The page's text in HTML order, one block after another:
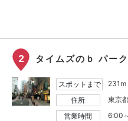
2 タイムズのｂ パー
スポットまで
231m
住所
東京
営業時間
6:00